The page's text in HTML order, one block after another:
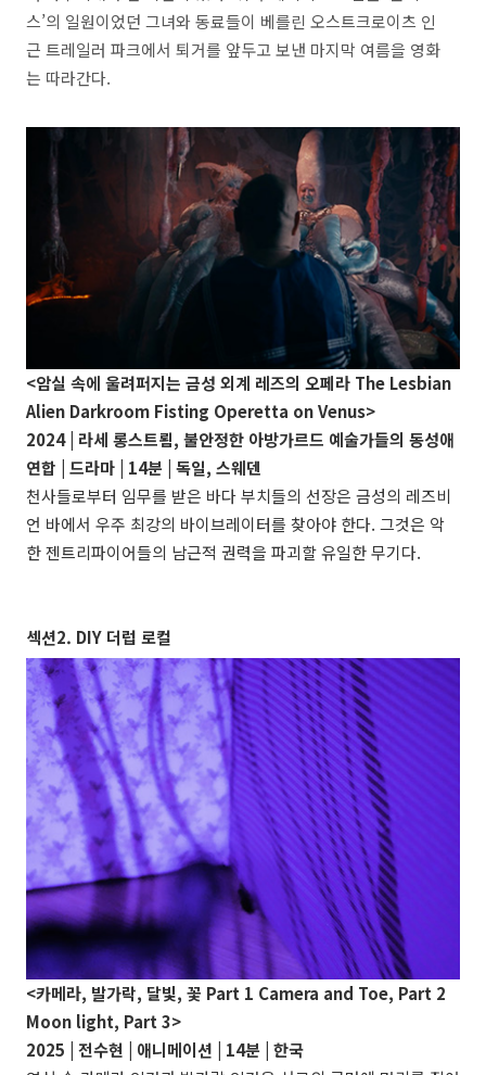
스’의 일원이었던 그녀와 동료들이 베를린 오스트크로이츠 인
근 트레일러 파크에서 퇴거를 앞두고 보낸 마지막 여름을 영화
는 따라간다.
<암실 속에 울려퍼지는 금성 외계 레즈의 오페라 The Lesbian
Alien Darkroom Fisting Operetta on Venus>
2024 | 라세 롱스트룀, 불안정한 아방가르드 예술가들의 동성애
연합 | 드라마 | 14분 | 독일, 스웨덴
천사들로부터 임무를 받은 바다 부치들의 선장은 금성의 레즈비
언 바에서 우주 최강의 바이브레이터를 찾아야 한다. 그것은 악
한 젠트리파이어들의 남근적 권력을 파괴할 유일한 무기다.
섹션2. DIY 더럽 로컬
<카메라, 발가락, 달빛, 꽃 Part 1 Camera and Toe, Part 2
Moon light, Part 3>
2025 | 전수현 | 애니메이션 | 14분 | 한국